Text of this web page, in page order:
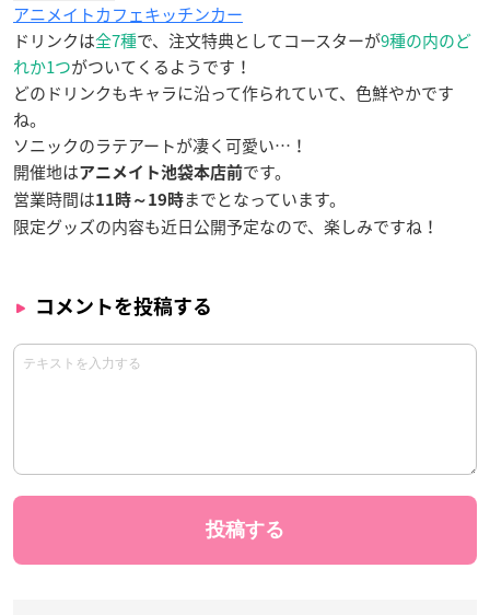
アニメイトカフェキッチンカー
ドリンクは全7種で、注文特典としてコースターが9種の内のど
れか1つがついてくるようです！
どのドリンクもキャラに沿って作られていて、色鮮やかです
ね。
ソニックのラテアートが凄く可愛い…！
開催地はアニメイト池袋本店前です。
営業時間は11時～19時までとなっています。
限定グッズの内容も近日公開予定なので、楽しみですね！
コメントを投稿する